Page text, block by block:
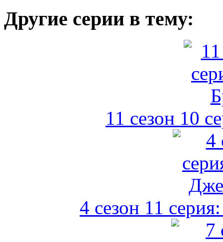
Другие серии в тему:
11 сезон 10
4 сезон 11